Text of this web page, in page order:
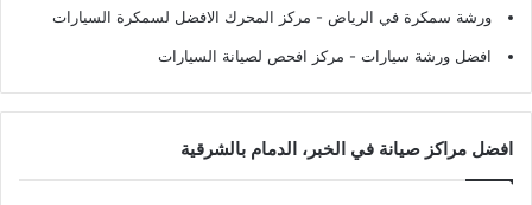
ورشة سمكرة في الرياض - مركز المحرك الافضل لسمكرة السيارات
افضل ورشة سيارات - مركز افحص لصيانة السيارات
افضل مراكز صيانة في الخبر، الدمام بالشرقية